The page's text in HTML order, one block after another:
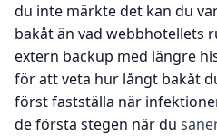
du inte märkte det kan du
bakåt än vad webbhotellets
extern backup med längre
för att veta hur långt bakåt
först fastställa när
de första stegen när du